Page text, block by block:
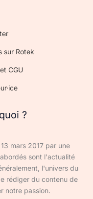
sur Rotek
CGU
?
mars 2017 par une
sont l'actualité
l'univers du
rédiger du contenu de
notre passion.